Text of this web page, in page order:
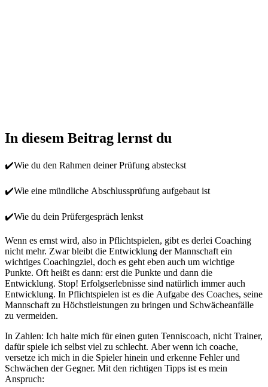
In diesem Beitrag lernst du
✔️Wie du den Rahmen deiner Prüfung absteckst
✔️Wie eine mündliche Abschlussprüfung aufgebaut ist
✔️Wie du dein Prüfergespräch lenkst
Wenn es ernst wird, also in Pflichtspielen, gibt es derlei Coaching
nicht mehr. Zwar bleibt die Entwicklung der Mannschaft ein
wichtiges Coachingziel, doch es geht eben auch um wichtige
Punkte. Oft heißt es dann: erst die Punkte und dann die
Entwicklung. Stop! Erfolgserlebnisse sind natürlich immer auch
Entwicklung. In Pflichtspielen ist es die Aufgabe des Coaches, seine
Mannschaft zu Höchstleistungen zu bringen und Schwächeanfälle
zu vermeiden.
In Zahlen: Ich halte mich für einen guten Tenniscoach, nicht Trainer,
dafür spiele ich selbst viel zu schlecht. Aber wenn ich coache,
versetze ich mich in die Spieler hinein und erkenne Fehler und
Schwächen der Gegner. Mit den richtigen Tipps ist es mein
Anspruch: